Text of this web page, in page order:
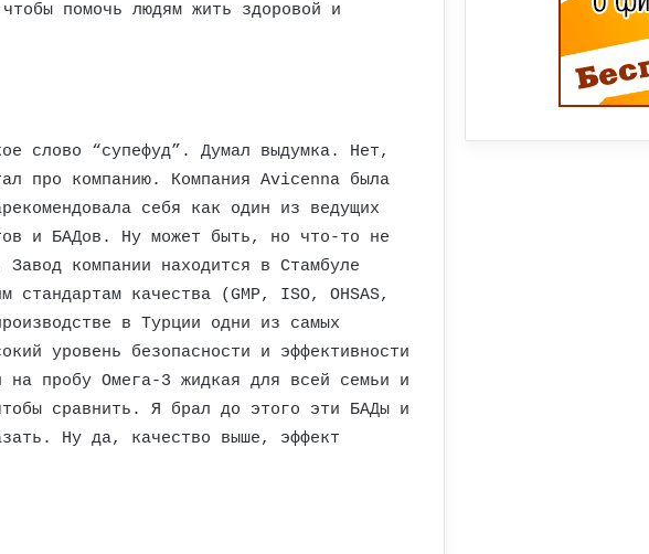
помочь людям жить здоровой и
слово “супефуд”. Думал выдумка. Нет,
про компанию. Компания Avicenna была
себя как один из ведущих
и БАДов. Ну может быть, но что-то не
компании находится в Стамбуле
качества (GMP, ISO, OHSAS,
в Турции одни из самых
уровень безопасности и эффективности
на пробу Омега-3 жидкая для всей семьи и
сравнить. Я брал до этого эти БАДы и
Ну да, качество выше, эффект